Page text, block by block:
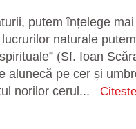
putem înțelege
naturale
(Sf. Ioan
alunecă pe cer și
norilor cerul...